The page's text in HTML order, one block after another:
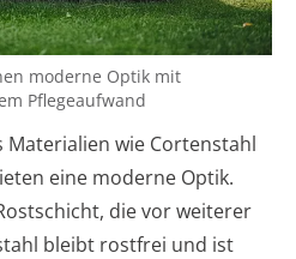
moderne Optik mit
Pflegeaufwand
wie Cortenstahl
eine moderne Optik.
die vor weiterer
bleibt rostfrei und ist